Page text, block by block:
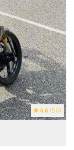
4.6 (56)